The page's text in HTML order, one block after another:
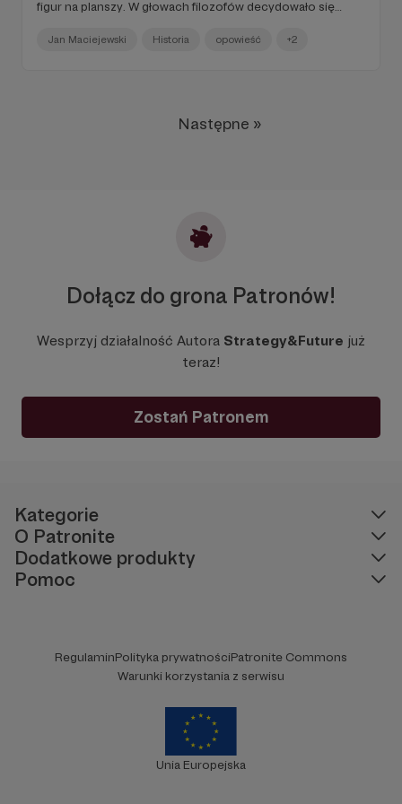
figur na planszy. W głowach filozofów decydowało się
wiedza. Polityków – jak daleko można się posunąć.
Spomiędzy wszystkich wielkich sporów, jakie rozpalają
Jan Maciejewski Historia opowieść +2
Następne »
Dołącz do grona Patronów!
Wesprzyj działalność Autora Strategy&Future już
teraz!
Zostań Patronem
Kategorie
O Patronite
Dodatkowe produkty
Pomoc
RegulaminPolityka prywatnościPatronite Commons
Warunki korzystania z serwisu
Unia Europejska